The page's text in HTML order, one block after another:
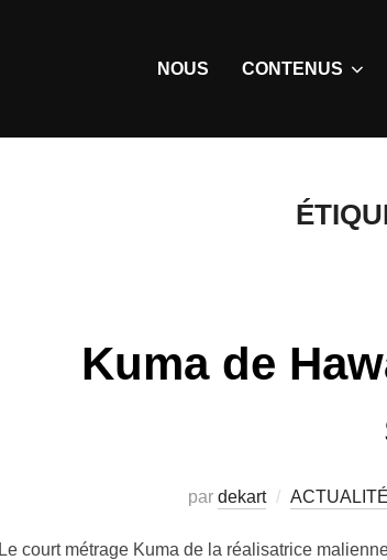
NOUS CONTENUS
Kuma de
par dekart
Le court métrage Kuma de la réalisatrice